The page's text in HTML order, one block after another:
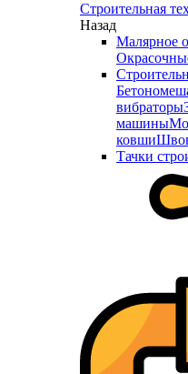
Строительная
Назад
Малярное
вибраторы
машины
ковши
Тачки